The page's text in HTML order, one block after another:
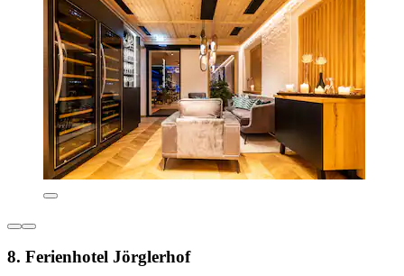
8. Ferienhotel Jörglerhof